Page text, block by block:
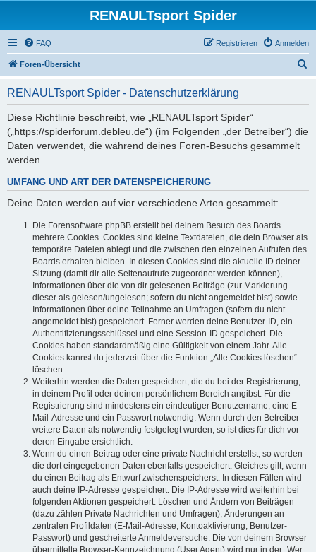
RENAULTsport Spider
FAQ Anmelden
Registrieren
Foren-Übersicht
RENAULTsport Spider - Datenschutzerklärung
Diese Richtlinie beschreibt, wie „RENAULTsport Spider“
(„https://spiderforum.debleu.de“) (im Folgenden „der Betreiber“) die
Daten verwendet, die während deines Foren-Besuchs gesammelt
werden.
UMFANG UND ART DER DATENSPEICHERUNG
Deine Daten werden auf vier verschiedene Arten gesammelt:
Die Forensoftware phpBB erstellt bei deinem Besuch des Boards
mehrere Cookies. Cookies sind kleine Textdateien, die dein Browser als
temporäre Dateien ablegt und die zwischen den einzelnen Aufrufen des
Boards erhalten bleiben. In diesen Cookies sind die aktuelle ID deiner
Sitzung (damit dir alle Seitenaufrufe zugeordnet werden können),
Informationen über die von dir gelesenen Beiträge (zur Markierung
dieser als gelesen/ungelesen; sofern du nicht angemeldet bist) sowie
Informationen über deine Teilnahme an Umfragen (sofern du nicht
angemeldet bist) gespeichert. Ferner werden deine Benutzer-ID, ein
Authentifizierungsschlüssel und eine Session-ID gespeichert. Die
Cookies haben standardmäßig eine Gültigkeit von einem Jahr. Alle
Cookies kannst du jederzeit über die Funktion „Alle Cookies löschen“
löschen.
Weiterhin werden die Daten gespeichert, die du bei der Registrierung,
in deinem Profil oder deinem persönlichem Bereich angibst. Für die
Registrierung sind mindestens ein eindeutiger Benutzername, eine E-
Mail-Adresse und ein Passwort notwendig. Wenn durch den Betreiber
weitere Daten als notwendig festgelegt wurden, so ist dies für dich vor
deren Eingabe ersichtlich.
Wenn du einen Beitrag oder eine private Nachricht erstellst, so werden
die dort eingegebenen Daten ebenfalls gespeichert. Gleiches gilt, wenn
du einen Beitrag als Entwurf zwischenspeicherst. In diesen Fällen wird
auch deine IP-Adresse gespeichert. Die IP-Adresse wird weiterhin bei
folgenden Aktionen gespeichert: Löschen und Ändern von Beiträgen
(dazu zählen Private Nachrichten und Umfragen), Änderungen an
zentralen Profildaten (E-Mail-Adresse, Kontoaktivierung, Benutzer-
Passwort) und gescheiterte Anmeldeversuche. Die von deinem Browser
übermittelte Browser-Kennzeichnung (User Agent) wird nur in der „Wer